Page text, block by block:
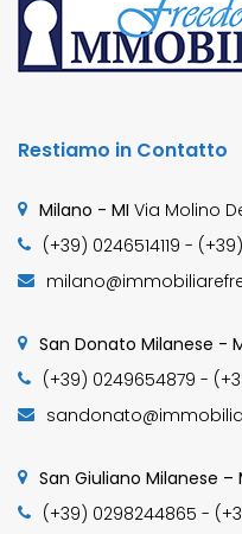
Restiamo in Contatto
Milano - MI Via Molino
(+39) 0246514119 -
San Donato Milanese -
(+39) 0249654879 -
San Giuliano Milanese –
(+39) 0298244865 -